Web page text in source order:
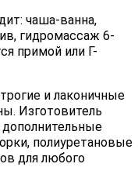
чаша-ванна,
гидромассаж 6-
примой или Г-
и лаконичные
Изготовитель
дополнительные
полиуретановые
для любого